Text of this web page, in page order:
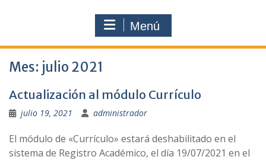
Menú
Mes: julio 2021
Actualización al módulo Currículo
julio 19, 2021 administrador
El módulo de «Currículo» estará deshabilitado en el
sistema de Registro Académico, el día 19/07/2021 en el